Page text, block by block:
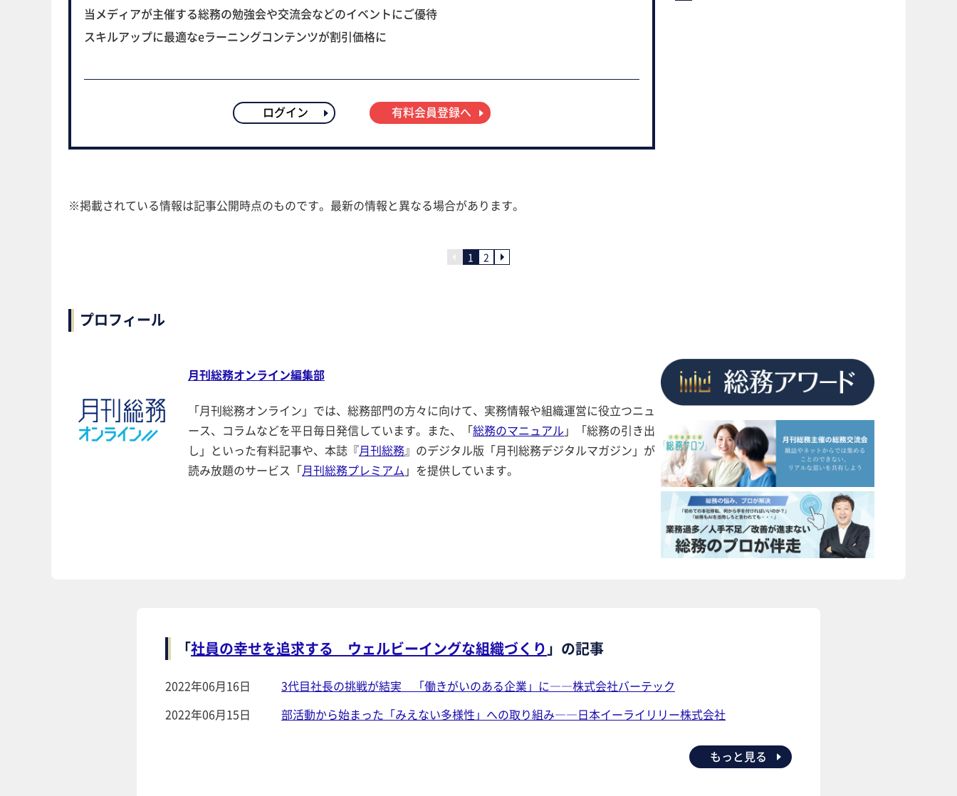
当メディアが主催する総務の勉強会や交流会などのイベントにご優待
スキルアップに最適なeラーニングコンテンツが割引価格に
ログイン 有料会員登録へ
※掲載されている情報は記事公開時点のものです。最新の情報と異なる場合があります。
1 2
プロフィール
月刊総務オンライン編集部
「月刊総務オンライン」では、総務部門の方々に向けて、実務情報や組織運営に役立つニュ
ース、コラムなどを平日毎日発信しています。また、「総務のマニュアル 」「総務の引き出
し」といった有料記事や、本誌『月刊総務』のデジタル版「月刊総務デジタルマガジン」が
読み放題のサービス「月刊総務プレミアム 」を提供しています。
「社員の幸せを追求する ウェルビーイングな組織づくり 」の記事
2022年06月16日
3代目社長の挑戦が結実 「働きがいのある企業」に――株式会社バーテック
2022年06月15日
部活動から始まった「みえない多様性」への取り組み――日本イーライリリー株式会社
もっと見る